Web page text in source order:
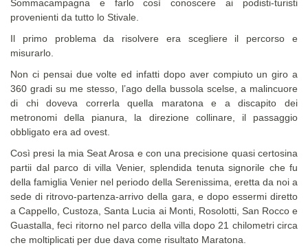
Sommacampagna e farlo così conoscere ai podisti-turisti
provenienti da tutto lo Stivale.
Il primo problema da risolvere era scegliere il percorso e
misurarlo.
Non ci pensai due volte ed infatti dopo aver compiuto un giro a
360 gradi su me stesso, l’ago della bussola scelse, a malincuore
di chi doveva correrla quella maratona e a discapito dei
metronomi della pianura, la direzione collinare, il passaggio
obbligato era ad ovest.
Così presi la mia Seat Arosa e con una precisione quasi certosina
partii dal parco di villa Venier, splendida tenuta signorile che fu
della famiglia Venier nel periodo della Serenissima, eretta da noi a
sede di ritrovo-partenza-arrivo della gara, e dopo essermi diretto
a Cappello, Custoza, Santa Lucia ai Monti, Rosolotti, San Rocco e
Guastalla, feci ritorno nel parco della villa dopo 21 chilometri circa
che moltiplicati per due dava come risultato Maratona.